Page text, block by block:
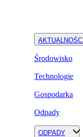
AKTUALNOŚCI
Środowisko
Technologie
Gospodarka
Odpady
ODPADY